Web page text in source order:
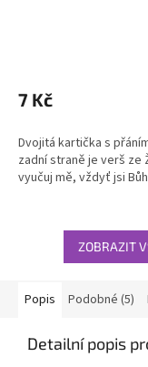
7 Kč
Dvojitá kartička s
zadní straně je verš ze
vyučuj mě, vždyť jsi
ZOBRAZIT
Popis Podobné (5)
Detailní popis